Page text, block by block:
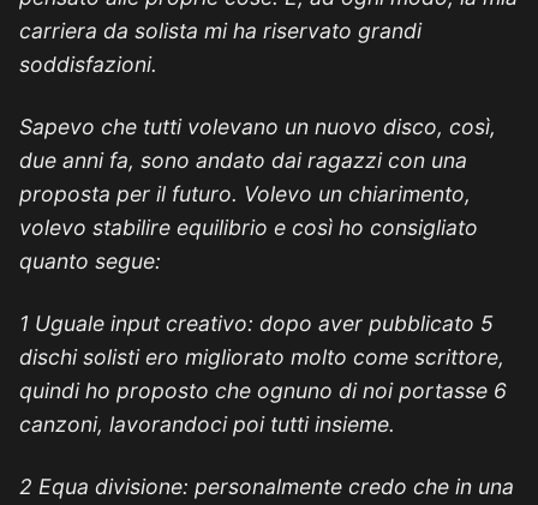
carriera da solista mi ha riservato grandi
soddisfazioni.
Sapevo che tutti volevano un nuovo disco, così,
due anni fa, sono andato dai ragazzi con una
proposta per il futuro. Volevo un chiarimento,
volevo stabilire equilibrio e così ho consigliato
quanto segue:
1 Uguale input creativo: dopo aver pubblicato 5
dischi solisti ero migliorato molto come scrittore,
quindi ho proposto che ognuno di noi portasse 6
canzoni, lavorandoci poi tutti insieme.
2 Equa divisione: personalmente credo che in una